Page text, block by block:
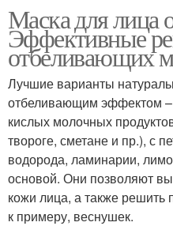
Маска для лица
Эффективные
отбеливающих
Лучшие варианты
отбеливающим эффектом –
кислых молочных
твороге, сметане и пр.), с
водорода, ламинарии,
основой. Они позволяют
кожи лица, а также решить
к примеру, веснушек.